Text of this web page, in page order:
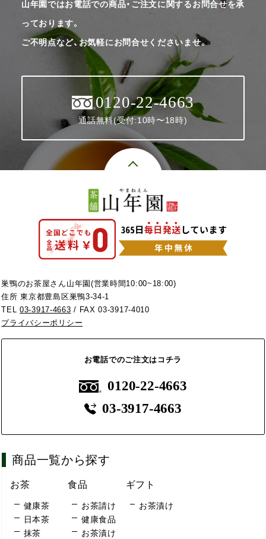
山年園ではお電話での商品・ご注文に関するお問合せを承
っております。
ご不明点など、お気軽にお問合せくださいませ。
0120-22-4663
通話無料(受付:10時〜18時)
巣鴨のお茶屋さん山年園(営業時間10:00~18:00)
住所 東京都豊島区巣鴨3-34-1
TEL03-3917-4663 / FAX 03-3917-4010
プライバシーポリシー
お電話でのご注文はコチラ
0120-22-4663
03-3917-4663
商品一覧から探す
お茶
健康茶
日本茶
抹茶
食品
お茶請け
健康食品
お茶漬け
ギフト
お茶漬け